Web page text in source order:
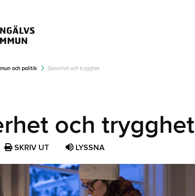
och politik Säkerhet och trygghet
och trygghet
SKRIV UT LYSSNA